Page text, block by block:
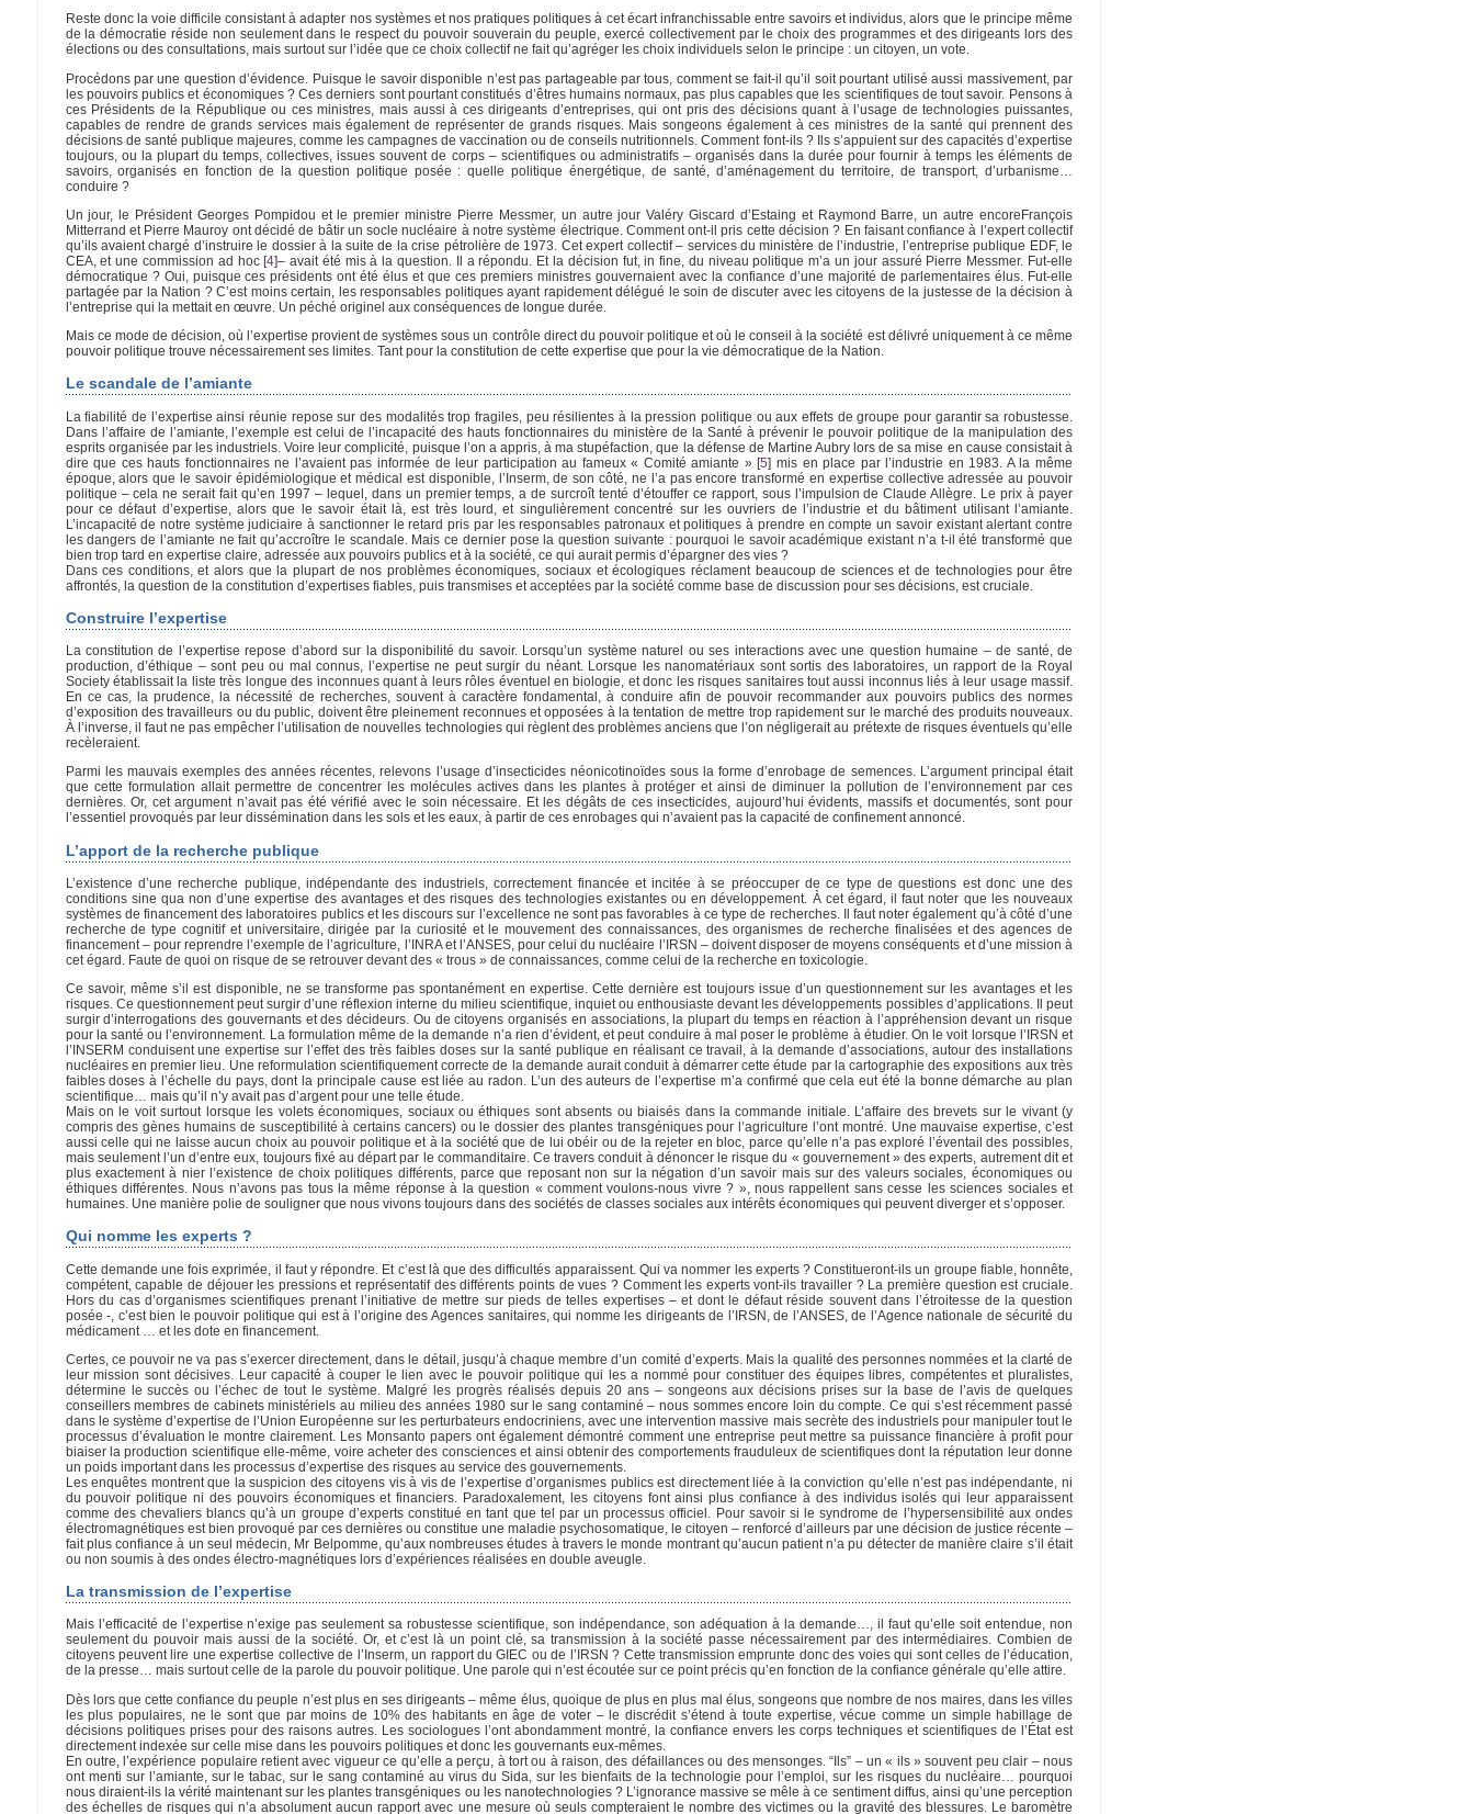
Reste donc la voie difficile consistant à adapter nos systèmes et nos pratiques politiques à cet écart infranchissable entre savoirs et individus, alors que le principe même
de la démocratie réside non seulement dans le respect du pouvoir souverain du peuple, exercé collectivement par le choix des programmes et des dirigeants lors des
élections ou des consultations, mais surtout sur l’idée que ce choix collectif ne fait qu’agréger les choix individuels selon le principe : un citoyen, un vote.
Procédons par une question d’évidence. Puisque le savoir disponible n’est pas partageable par tous, comment se fait-il qu’il soit pourtant utilisé aussi massivement, par
les pouvoirs publics et économiques ? Ces derniers sont pourtant constitués d’êtres humains normaux, pas plus capables que les scientifiques de tout savoir. Pensons à
ces Présidents de la République ou ces ministres, mais aussi à ces dirigeants d’entreprises, qui ont pris des décisions quant à l’usage de technologies puissantes,
capables de rendre de grands services mais également de représenter de grands risques. Mais songeons également à ces ministres de la santé qui prennent des
décisions de santé publique majeures, comme les campagnes de vaccination ou de conseils nutritionnels. Comment font-ils ? Ils s’appuient sur des capacités d’expertise
toujours, ou la plupart du temps, collectives, issues souvent de corps – scientifiques ou administratifs – organisés dans la durée pour fournir à temps les éléments de
savoirs, organisés en fonction de la question politique posée : quelle politique énergétique, de santé, d’aménagement du territoire, de transport, d’urbanisme…
conduire ?
Un jour, le Président Georges Pompidou et le premier ministre Pierre Messmer, un autre jour Valéry Giscard d’Estaing et Raymond Barre, un autre encoreFrançois
Mitterrand et Pierre Mauroy ont décidé de bâtir un socle nucléaire à notre système électrique. Comment ont-il pris cette décision ? En faisant confiance à l’expert collectif
qu’ils avaient chargé d’instruire le dossier à la suite de la crise pétrolière de 1973. Cet expert collectif – services du ministère de l’industrie, l’entreprise publique EDF, le
CEA, et une commission ad hoc[4]– avait été mis à la question. Il a répondu. Et la décision fut, in fine, du niveau politique m’a un jour assuré Pierre Messmer. Fut-elle
démocratique ? Oui, puisque ces présidents ont été élus et que ces premiers ministres gouvernaient avec la confiance d’une majorité de parlementaires élus. Fut-elle
partagée par la Nation ? C’est moins certain, les responsables politiques ayant rapidement délégué le soin de discuter avec les citoyens de la justesse de la décision à
l’entreprise qui la mettait en œuvre. Un péché originel aux conséquences de longue durée.
Mais ce mode de décision, où l’expertise provient de systèmes sous un contrôle direct du pouvoir politique et où le conseil à la société est délivré uniquement à ce même
pouvoir politique trouve nécessairement ses limites. Tant pour la constitution de cette expertise que pour la vie démocratique de la Nation.
Le scandale de l’amiante
La fiabilité de l’expertise ainsi réunie repose sur des modalités trop fragiles, peu résilientes à la pression politique ou aux effets de groupe pour garantir sa robustesse.
Dans l’affaire de l’amiante, l’exemple est celui de l’incapacité des hauts fonctionnaires du ministère de la Santé à prévenir le pouvoir politique de la manipulation des
esprits organisée par les industriels. Voire leur complicité, puisque l’on a appris, à ma stupéfaction, que la défense de Martine Aubry lors de sa mise en cause consistait à
dire que ces hauts fonctionnaires ne l’avaient pas informée de leur participation au fameux « Comité amiante »[5] mis en place par l’industrie en 1983. A la même
époque, alors que le savoir épidémiologique et médical est disponible, l’Inserm, de son côté, ne l’a pas encore transformé en expertise collective adressée au pouvoir
politique – cela ne serait fait qu’en 1997 – lequel, dans un premier temps, a de surcroît tenté d’étouffer ce rapport, sous l’impulsion de Claude Allègre. Le prix à payer
pour ce défaut d’expertise, alors que le savoir était là, est très lourd, et singulièrement concentré sur les ouvriers de l’industrie et du bâtiment utilisant l’amiante.
L’incapacité de notre système judiciaire à sanctionner le retard pris par les responsables patronaux et politiques à prendre en compte un savoir existant alertant contre
les dangers de l’amiante ne fait qu’accroître le scandale. Mais ce dernier pose la question suivante : pourquoi le savoir académique existant n’a t-il été transformé que
bien trop tard en expertise claire, adressée aux pouvoirs publics et à la société, ce qui aurait permis d’épargner des vies ?
Dans ces conditions, et alors que la plupart de nos problèmes économiques, sociaux et écologiques réclament beaucoup de sciences et de technologies pour être
affrontés, la question de la constitution d’expertises fiables, puis transmises et acceptées par la société comme base de discussion pour ses décisions, est cruciale.
Construire l’expertise
La constitution de l’expertise repose d’abord sur la disponibilité du savoir. Lorsqu’un système naturel ou ses interactions avec une question humaine – de santé, de
production, d’éthique – sont peu ou mal connus, l’expertise ne peut surgir du néant. Lorsque les nanomatériaux sont sortis des laboratoires, un rapport de la Royal
Society établissait la liste très longue des inconnues quant à leurs rôles éventuel en biologie, et donc les risques sanitaires tout aussi inconnus liés à leur usage massif.
En ce cas, la prudence, la nécessité de recherches, souvent à caractère fondamental, à conduire afin de pouvoir recommander aux pouvoirs publics des normes
d’exposition des travailleurs ou du public, doivent être pleinement reconnues et opposées à la tentation de mettre trop rapidement sur le marché des produits nouveaux.
À l’inverse, il faut ne pas empêcher l’utilisation de nouvelles technologies qui règlent des problèmes anciens que l’on négligerait au prétexte de risques éventuels qu’elle
recèleraient.
Parmi les mauvais exemples des années récentes, relevons l’usage d’insecticides néonicotinoïdes sous la forme d’enrobage de semences. L’argument principal était
que cette formulation allait permettre de concentrer les molécules actives dans les plantes à protéger et ainsi de diminuer la pollution de l’environnement par ces
dernières. Or, cet argument n’avait pas été vérifié avec le soin nécessaire. Et les dégâts de ces insecticides, aujourd’hui évidents, massifs et documentés, sont pour
l’essentiel provoqués par leur dissémination dans les sols et les eaux, à partir de ces enrobages qui n’avaient pas la capacité de confinement annoncé.
L’apport de la recherche publique
L’existence d’une recherche publique, indépendante des industriels, correctement financée et incitée à se préoccuper de ce type de questions est donc une des
conditions sine qua non d’une expertise des avantages et des risques des technologies existantes ou en développement. À cet égard, il faut noter que les nouveaux
systèmes de financement des laboratoires publics et les discours sur l’excellence ne sont pas favorables à ce type de recherches. Il faut noter également qu’à côté d’une
recherche de type cognitif et universitaire, dirigée par la curiosité et le mouvement des connaissances, des organismes de recherche finalisées et des agences de
financement – pour reprendre l’exemple de l’agriculture, l’INRA et l’ANSES, pour celui du nucléaire l’IRSN – doivent disposer de moyens conséquents et d’une mission à
cet égard. Faute de quoi on risque de se retrouver devant des « trous » de connaissances, comme celui de la recherche en toxicologie.
Ce savoir, même s’il est disponible, ne se transforme pas spontanément en expertise. Cette dernière est toujours issue d’un questionnement sur les avantages et les
risques. Ce questionnement peut surgir d’une réflexion interne du milieu scientifique, inquiet ou enthousiaste devant les développements possibles d’applications. Il peut
surgir d’interrogations des gouvernants et des décideurs. Ou de citoyens organisés en associations, la plupart du temps en réaction à l’appréhension devant un risque
pour la santé ou l’environnement. La formulation même de la demande n’a rien d’évident, et peut conduire à mal poser le problème à étudier. On le voit lorsque l’IRSN et
l’INSERM conduisent une expertise sur l’effet des très faibles doses sur la santé publique en réalisant ce travail, à la demande d’associations, autour des installations
nucléaires en premier lieu. Une reformulation scientifiquement correcte de la demande aurait conduit à démarrer cette étude par la cartographie des expositions aux très
faibles doses à l’échelle du pays, dont la principale cause est liée au radon. L’un des auteurs de l’expertise m’a confirmé que cela eut été la bonne démarche au plan
scientifique… mais qu’il n’y avait pas d’argent pour une telle étude.
Mais on le voit surtout lorsque les volets économiques, sociaux ou éthiques sont absents ou biaisés dans la commande initiale. L’affaire des brevets sur le vivant (y
compris des gènes humains de susceptibilité à certains cancers) ou le dossier des plantes transgéniques pour l’agriculture l’ont montré. Une mauvaise expertise, c’est
aussi celle qui ne laisse aucun choix au pouvoir politique et à la société que de lui obéir ou de la rejeter en bloc, parce qu’elle n’a pas exploré l’éventail des possibles,
mais seulement l’un d’entre eux, toujours fixé au départ par le commanditaire. Ce travers conduit à dénoncer le risque du « gouvernement » des experts, autrement dit et
plus exactement à nier l’existence de choix politiques différents, parce que reposant non sur la négation d’un savoir mais sur des valeurs sociales, économiques ou
éthiques différentes. Nous n’avons pas tous la même réponse à la question « comment voulons-nous vivre ? », nous rappellent sans cesse les sciences sociales et
humaines. Une manière polie de souligner que nous vivons toujours dans des sociétés de classes sociales aux intérêts économiques qui peuvent diverger et s’opposer.
Qui nomme les experts ?
Cette demande une fois exprimée, il faut y répondre. Et c’est là que des difficultés apparaissent. Qui va nommer les experts ? Constitueront-ils un groupe fiable, honnête,
compétent, capable de déjouer les pressions et représentatif des différents points de vues ? Comment les experts vont-ils travailler ? La première question est cruciale.
Hors du cas d’organismes scientifiques prenant l’initiative de mettre sur pieds de telles expertises – et dont le défaut réside souvent dans l’étroitesse de la question
posée -, c’est bien le pouvoir politique qui est à l’origine des Agences sanitaires, qui nomme les dirigeants de l’IRSN, de l’ANSES, de l’Agence nationale de sécurité du
médicament … et les dote en financement.
Certes, ce pouvoir ne va pas s’exercer directement, dans le détail, jusqu’à chaque membre d’un comité d’experts. Mais la qualité des personnes nommées et la clarté de
leur mission sont décisives. Leur capacité à couper le lien avec le pouvoir politique qui les a nommé pour constituer des équipes libres, compétentes et pluralistes,
détermine le succès ou l’échec de tout le système. Malgré les progrès réalisés depuis 20 ans – songeons aux décisions prises sur la base de l’avis de quelques
conseillers membres de cabinets ministériels au milieu des années 1980 sur le sang contaminé – nous sommes encore loin du compte. Ce qui s’est récemment passé
dans le système d’expertise de l’Union Européenne sur les perturbateurs endocriniens, avec une intervention massive mais secrète des industriels pour manipuler tout le
processus d’évaluation le montre clairement. Les Monsanto papers ont également démontré comment une entreprise peut mettre sa puissance financière à profit pour
biaiser la production scientifique elle-même, voire acheter des consciences et ainsi obtenir des comportements frauduleux de scientifiques dont la réputation leur donne
un poids important dans les processus d’expertise des risques au service des gouvernements.
Les enquêtes montrent que la suspicion des citoyens vis à vis de l’expertise d’organismes publics est directement liée à la conviction qu’elle n’est pas indépendante, ni
du pouvoir politique ni des pouvoirs économiques et financiers. Paradoxalement, les citoyens font ainsi plus confiance à des individus isolés qui leur apparaissent
comme des chevaliers blancs qu’à un groupe d’experts constitué en tant que tel par un processus officiel. Pour savoir si le syndrome de l’hypersensibilité aux ondes
électromagnétiques est bien provoqué par ces dernières ou constitue une maladie psychosomatique, le citoyen – renforcé d’ailleurs par une décision de justice récente –
fait plus confiance à un seul médecin, Mr Belpomme, qu’aux nombreuses études à travers le monde montrant qu’aucun patient n’a pu détecter de manière claire s’il était
ou non soumis à des ondes électro-magnétiques lors d’expériences réalisées en double aveugle.
La transmission de l’expertise
Mais l’efficacité de l’expertise n’exige pas seulement sa robustesse scientifique, son indépendance, son adéquation à la demande…, il faut qu’elle soit entendue, non
seulement du pouvoir mais aussi de la société. Or, et c’est là un point clé, sa transmission à la société passe nécessairement par des intermédiaires. Combien de
citoyens peuvent lire une expertise collective de l’Inserm, un rapport du GIEC ou de l’IRSN ? Cette transmission emprunte donc des voies qui sont celles de l’éducation,
de la presse… mais surtout celle de la parole du pouvoir politique. Une parole qui n’est écoutée sur ce point précis qu’en fonction de la confiance générale qu’elle attire.
Dès lors que cette confiance du peuple n’est plus en ses dirigeants – même élus, quoique de plus en plus mal élus, songeons que nombre de nos maires, dans les villes
les plus populaires, ne le sont que par moins de 10% des habitants en âge de voter – le discrédit s’étend à toute expertise, vécue comme un simple habillage de
décisions politiques prises pour des raisons autres. Les sociologues l’ont abondamment montré, la confiance envers les corps techniques et scientifiques de l’État est
directement indexée sur celle mise dans les pouvoirs politiques et donc les gouvernants eux-mêmes.
En outre, l’expérience populaire retient avec vigueur ce qu’elle a perçu, à tort ou à raison, des défaillances ou des mensonges. “Ils” – un « ils » souvent peu clair – nous
ont menti sur l’amiante, sur le tabac, sur le sang contaminé au virus du Sida, sur les bienfaits de la technologie pour l’emploi, sur les risques du nucléaire… pourquoi
nous diraient-ils la vérité maintenant sur les plantes transgéniques ou les nanotechnologies ? L’ignorance massive se mêle à ce sentiment diffus, ainsi qu’une perception
des échelles de risques qui n’a absolument aucun rapport avec une mesure où seuls compteraient le nombre des victimes ou la gravité des blessures. Le baromètre